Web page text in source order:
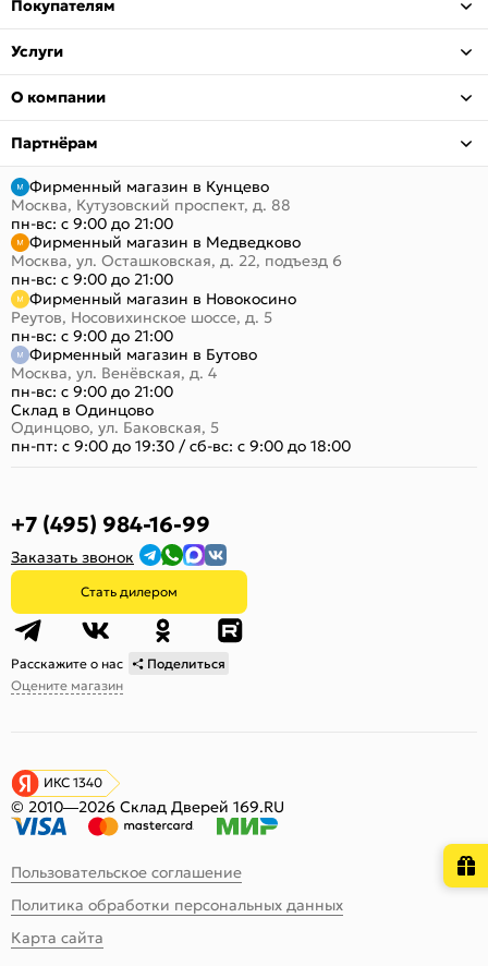
Покупателям
Услуги
О компании
Партнёрам
Фирменный магазин в Кунцево
Москва, Кутузовский проспект, д. 88
пн-вс: с 9:00 до 21:00
Фирменный магазин в Медведково
Москва, ул. Осташковская, д. 22, подъезд 6
пн-вс: с 9:00 до 21:00
Фирменный магазин в Новокосино
Реутов, Носовихинское шоссе, д. 5
пн-вс: с 9:00 до 21:00
Фирменный магазин в Бутово
Москва, ул. Венёвская, д. 4
пн-вс: с 9:00 до 21:00
Склад в Одинцово
Одинцово, ул. Баковская, 5
пн-пт: с 9:00 до 19:30 /сб-вс: с 9:00 до 18:00
+7 (495) 984-16-99
Заказать звонок
Стать дилером
Расскажите о нас
Поделиться
Оцените магазин
ИКС 1340
© 2010—2026 Склад Дверей 169.RU
Пользовательское соглашение
Политика обработки персональных данных
Карта сайта